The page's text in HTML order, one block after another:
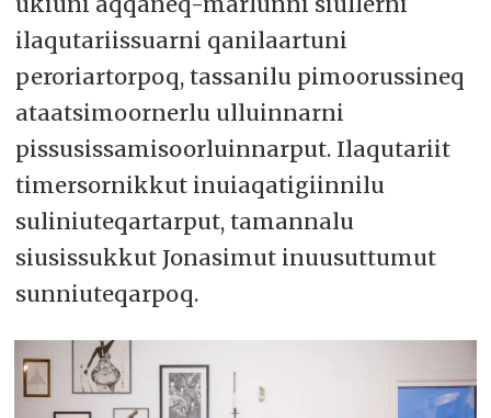
ilaqutariissuarni qanilaartuni
peroriartorpoq, tassanilu pimoorussineq
ataatsimoornerlu ulluinnarni
pissusissamisoorluinnarput. Ilaqutariit
timersornikkut inuiaqatigiinnilu
suliniuteqartarput, tamannalu
siusissukkut Jonasimut inuusuttumut
sunniuteqarpoq.